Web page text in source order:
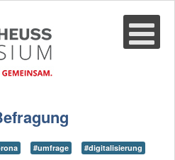
#umfrage #digitalisierung